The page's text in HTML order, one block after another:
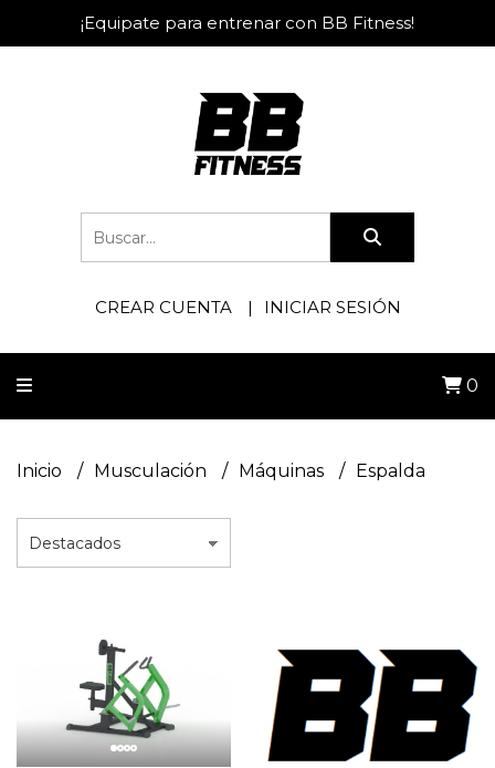
¡Equipate para entrenar con BB Fitness!
CREAR CUENTA INICIAR SESIÓN
0
Inicio Musculación Máquinas Espalda